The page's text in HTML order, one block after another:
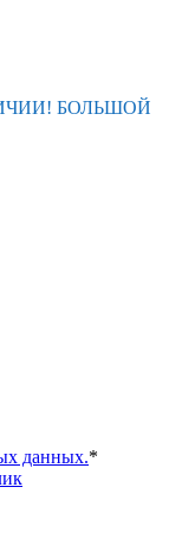
БОЛЬШОЙ
данных.*